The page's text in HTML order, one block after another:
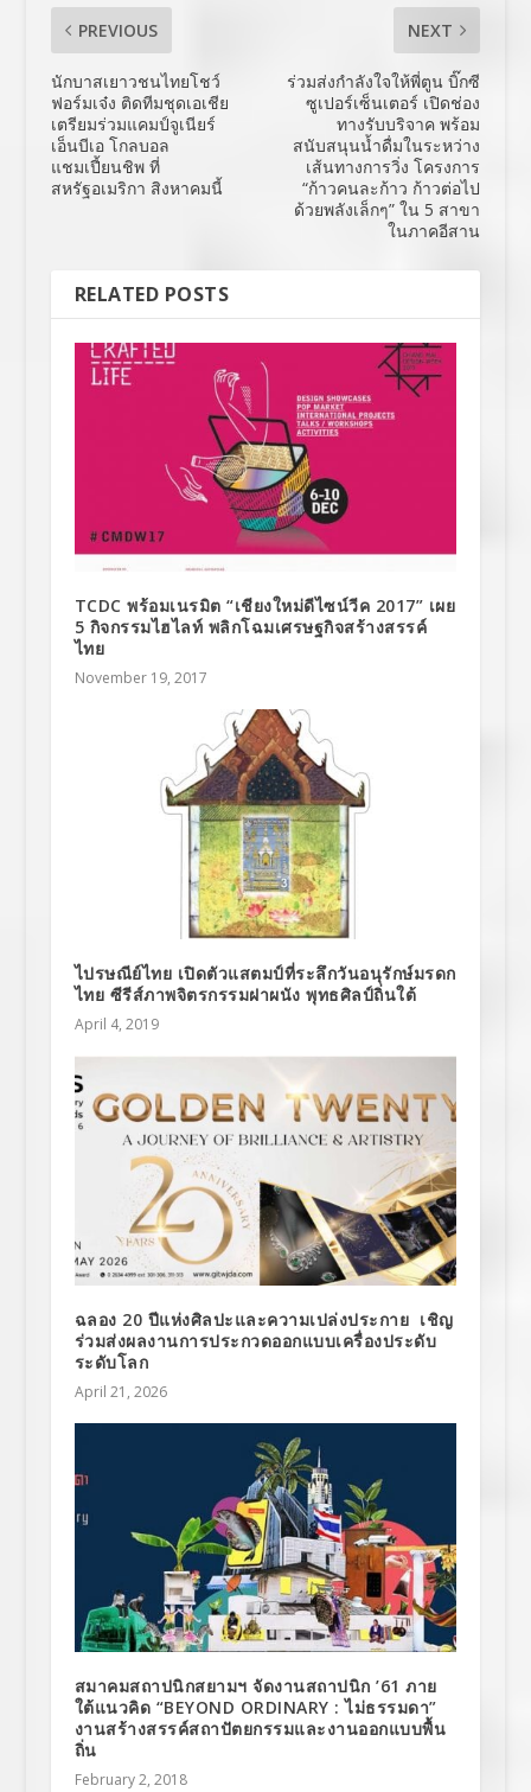
PREVIOUS
นักบาสเยาวชนไทยโชว์
ฟอร์มเจ๋ง ติดทีมชุดเอเชีย
เตรียมร่วมแคมป์จูเนียร์
เอ็นบีเอ โกลบอล
แชมเปี้ยนชิพ ที่
สหรัฐอเมริกา สิงหาคมนี้
NEXT
ร่วมส่งกำลังใจให้พี่ตูน บิ๊กซี
ซูเปอร์เซ็นเตอร์ เปิดช่อง
ทางรับบริจาค พร้อม
สนับสนุนน้ำดื่มในระหว่าง
เส้นทางการวิ่ง โครงการ
“ก้าวคนละก้าว ก้าวต่อไป
ด้วยพลังเล็กๆ” ใน 5 สาขา
ในภาคอีสาน
RELATED POSTS
TCDC พร้อมเนรมิต “เชียงใหม่ดีไซน์วีค 2017” เผย
5 กิจกรรมไฮไลท์ พลิกโฉมเศรษฐกิจสร้างสรรค์
ไทย
November 19, 2017
ไปรษณีย์ไทย เปิดตัวแสตมป์ที่ระลึกวันอนุรักษ์มรดก
ไทย ซีรีส์ภาพจิตรกรรมฝาผนัง พุทธศิลป์ถิ่นใต้
April 4, 2019
ฉลอง 20 ปีแห่งศิลปะและความเปล่งประกาย เชิญ
ร่วมส่งผลงานการประกวดออกแบบเครื่องประดับ
ระดับโลก
April 21, 2026
สมาคมสถาปนิกสยามฯ จัดงานสถาปนิก ’61 ภาย
ใต้แนวคิด “BEYOND ORDINARY : ไม่ธรรมดา”
งานสร้างสรรค์สถาปัตยกรรมและงานออกแบบพื้น
ถิ่น
February 2, 2018